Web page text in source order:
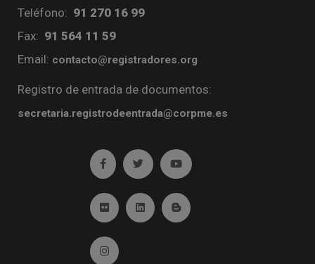
Teléfono: 91 270 16 99
Fax: 91 564 11 59
Email: contacto@registradores.org
Registro de entrada de documentos:
secretaria.registrodeentrada@corpme.es
Ir a facebook (abre en ventana nueva)
Ir a twitter (abre en ventana nueva)
Ir a YouTube (abre en
Ir a Flickr (abre en ventana nueva)
Ir a Linkedin (abre en ventana nueva)
Ir al Blog (abre en ventana
Ir a Instagram (abre en ventana nueva)